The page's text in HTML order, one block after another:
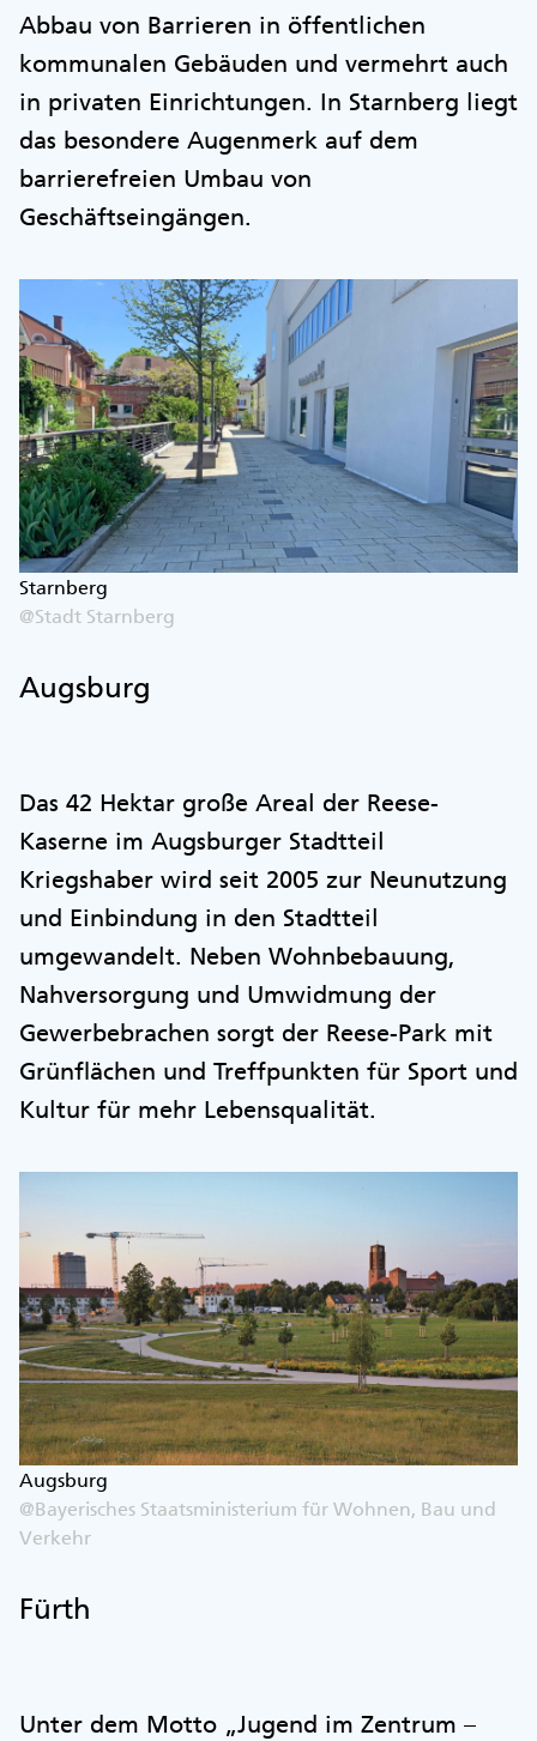
Abbau von Barrieren in öffentlichen
kommunalen Gebäuden und vermehrt auch
in privaten Einrichtungen. In Starnberg liegt
das besondere Augenmerk auf dem
barrierefreien Umbau von
Geschäftseingängen.
Starnberg
@Stadt Starnberg
Augsburg
Das 42 Hektar große Areal der Reese-
Kaserne im Augsburger Stadtteil
Kriegshaber wird seit 2005 zur Neunutzung
und Einbindung in den Stadtteil
umgewandelt. Neben Wohnbebauung,
Nahversorgung und Umwidmung der
Gewerbebrachen sorgt der Reese-Park mit
Grünflächen und Treffpunkten für Sport und
Kultur für mehr Lebensqualität.
Augsburg
@Bayerisches Staatsministerium für Wohnen, Bau und
Verkehr
Fürth
Unter dem Motto „Jugend im Zentrum –